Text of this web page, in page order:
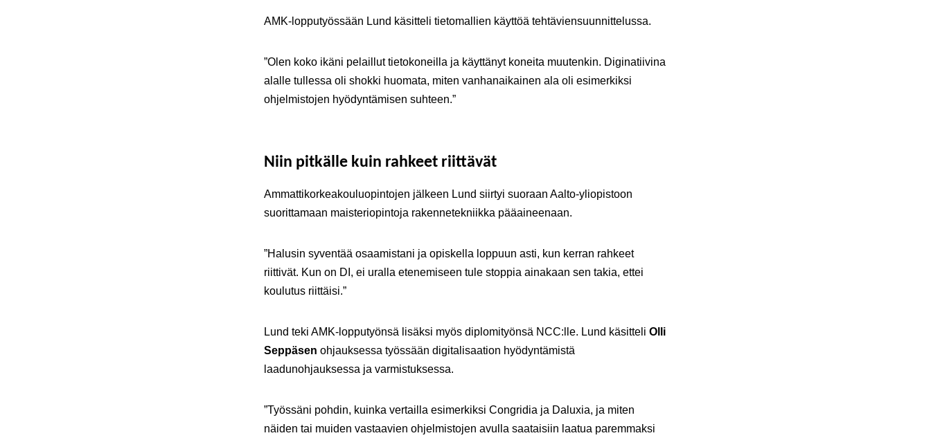
AMK-lopputyössään Lund käsitteli tietomallien käyttöä tehtäviensuunnittelussa.
”Olen koko ikäni pelaillut tietokoneilla ja käyttänyt koneita muutenkin. Diginatiivina
alalle tullessa oli shokki huomata, miten vanhanaikainen ala oli esimerkiksi
ohjelmistojen hyödyntämisen suhteen.”
Niin pitkälle kuin rahkeet riittävät
Ammattikorkeakouluopintojen jälkeen Lund siirtyi suoraan Aalto-yliopistoon
suorittamaan maisteriopintoja rakennetekniikka pääaineenaan.
”Halusin syventää osaamistani ja opiskella loppuun asti, kun kerran rahkeet
riittivät. Kun on DI, ei uralla etenemiseen tule stoppia ainakaan sen takia, ettei
koulutus riittäisi.”
Lund teki AMK-lopputyönsä lisäksi myös diplomityönsä NCC:lle. Lund käsitteli Olli
Seppäsen ohjauksessa työssään digitalisaation hyödyntämistä
laadunohjauksessa ja varmistuksessa.
”Työssäni pohdin, kuinka vertailla esimerkiksi Congridia ja Daluxia, ja miten
näiden tai muiden vastaavien ohjelmistojen avulla saataisiin laatua paremmaksi